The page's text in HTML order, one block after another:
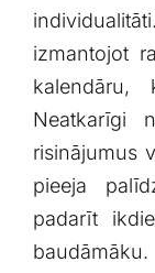
izmantojot
Neatkarīgi
risinājumus
pieeja
padarīt
baudāmāku.